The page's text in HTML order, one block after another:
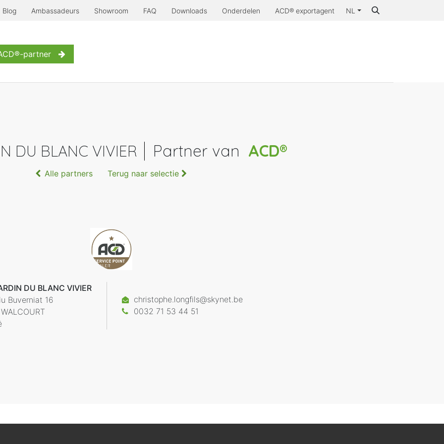
Blog Ambassadeurs Showroom FAQ Downloads Onderdelen ACD® exportagent NL
partner
DU BLANC VIVIER Partner van ACD®
Alle partners Terug naar selectie
DU BLANC VIVIER
Buverniat 16
WALCOURT
christophe.longfils@skynet.be
0032 71 53 44 51